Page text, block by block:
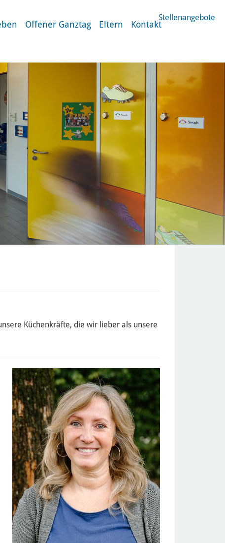
Offener Ganztag Eltern Kontakt
Stellenangebote
Küchenkräfte, die wir lieber als unsere